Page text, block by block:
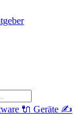
🔌 Geräte ✍️